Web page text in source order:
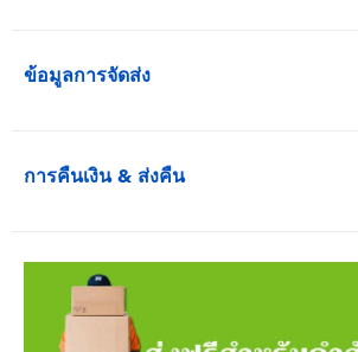
ข้อมูลการจัดส่ง
การคืนเงิน & ส่งคืน